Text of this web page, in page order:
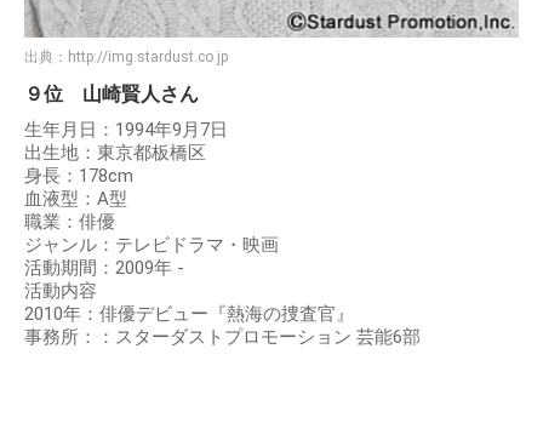
出典： http://img.stardust.co.jp
９位 山崎賢人さん
生年月日：1994年9月7日
出生地：東京都板橋区
身長：178cm
血液型：A型
職業：俳優
ジャンル：テレビドラマ・映画
活動期間：2009年 -
活動内容
2010年：俳優デビュー『熱海の捜査官』
事務所：：スターダストプロモーション 芸能6部